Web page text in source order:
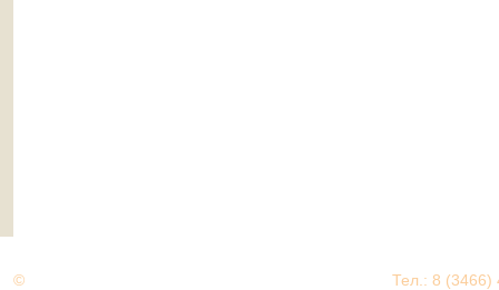
©
Тел.: 8 (3466)